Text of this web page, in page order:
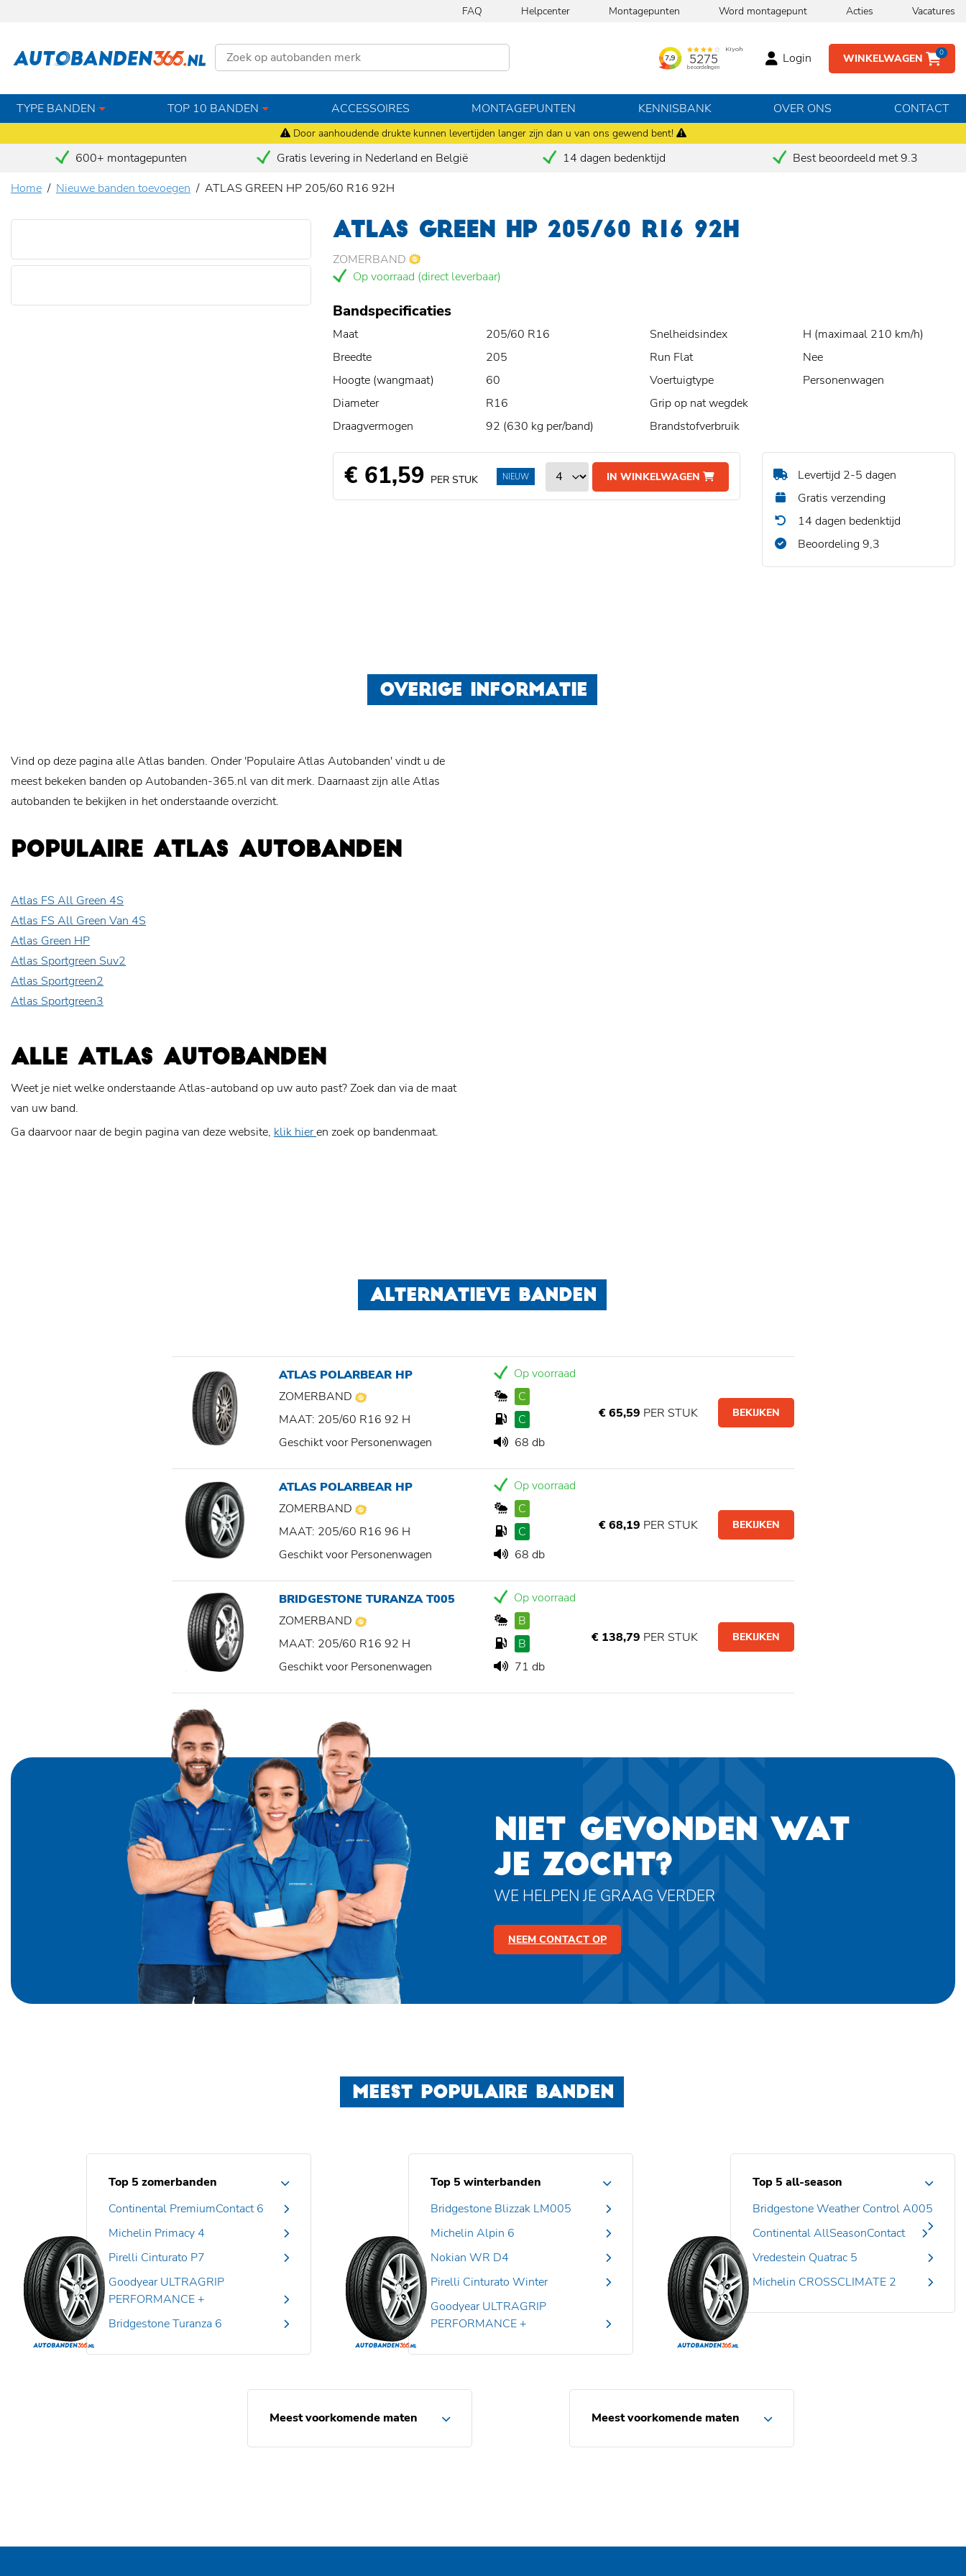
Door aanhoudende drukte kunnen levertijden langer zijn dan u van ons gewend bent!
FAQ Helpcenter Montagepunten Word montagepunt Acties Vacatures
WINKELWAGEN 0
Login
TYPE BANDEN TOP 10 BANDEN ACCESSOIRES MONTAGEPUNTEN KENNISBANK OVER ONS CONTACT
600+ montagepunten Gratis levering in Nederland en België 14 dagen bedenktijd
Best beoordeeld met 9.3
Home
Nieuwe banden toevoegen ATLAS GREEN HP 205/60 R16 92H
ATLAS GREEN HP 205/60 R16 92H
ZOMERBAND
Op voorraad (direct leverbaar)
Bandspecificaties
Maat
205/60 R16
Breedte
205
Hoogte (wangmaat)
60
Diameter
R16
Draagvermogen
92 (630 kg per/band)
Snelheidsindex
H (maximaal 210 km/h)
Run Flat
Nee
Voertuigtype
Personenwagen
Grip op nat wegdek
Brandstofverbruik
€ 61,59 PER STUK IN WINKELWAGEN
NIEUW
Levertijd 2-5 dagen
Gratis verzending
14 dagen bedenktijd
Beoordeling 9,3
OVERIGE INFORMATIE
Vind op deze pagina alle Atlas banden. Onder 'Populaire Atlas Autobanden' vindt u de
meest bekeken banden op Autobanden-365.nl van dit merk. Daarnaast zijn alle Atlas
autobanden te bekijken in het onderstaande overzicht.
POPULAIRE ATLAS AUTOBANDEN
Atlas FS All Green 4S
Atlas FS All Green Van 4S
Atlas Green HP
Atlas Sportgreen Suv2
Atlas Sportgreen2
Atlas Sportgreen3
ALLE ATLAS AUTOBANDEN
Weet je niet welke onderstaande Atlas-autoband op uw auto past? Zoek dan via de maat
van uw band.
Ga daarvoor naar de begin pagina van deze website, klik hieren zoek op bandenmaat.
ALTERNATIEVE BANDEN
ATLAS POLARBEAR HP
ZOMERBAND
MAAT: 205/60 R16 92 H
Geschikt voor Personenwagen
Op voorraad
C
C
68 db
€ 65,59 PER STUK BEKIJKEN
ATLAS POLARBEAR HP
ZOMERBAND
MAAT: 205/60 R16 96 H
Geschikt voor Personenwagen
Op voorraad
C
C
68 db
€ 68,19 PER STUK BEKIJKEN
BRIDGESTONE TURANZA T005
ZOMERBAND
MAAT: 205/60 R16 92 H
Geschikt voor Personenwagen
Op voorraad
B
B
71 db
€ 138,79 PER STUK BEKIJKEN
NIET GEVONDEN WAT
JE ZOCHT?
WE HELPEN JE GRAAG VERDER
NEEM CONTACT OP
MEEST POPULAIRE BANDEN
Top 5 zomerbanden
Continental PremiumContact 6
Michelin Primacy 4
Pirelli Cinturato P7
Goodyear ULTRAGRIP
PERFORMANCE +
Bridgestone Turanza 6
Top 5 winterbanden
Bridgestone Blizzak LM005
Michelin Alpin 6
Nokian WR D4
Pirelli Cinturato Winter
Goodyear ULTRAGRIP
PERFORMANCE +
Top 5 all-season
Bridgestone Weather Control A005
Continental AllSeasonContact
Vredestein Quatrac 5
Michelin CROSSCLIMATE 2
Meest voorkomende maten Meest voorkomende maten